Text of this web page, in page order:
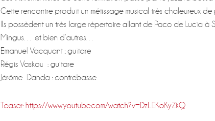
Cette rencontre produit un métissage musical très chaleureux
Ils possèdent un très large répertoire allant de Paco de Lucia à
Mingus… et bien d’autres…
Emanuel Vacquant : guitare
Régis Vaskou : guitare
Jérôme Danda : contrebasse
Teaser: https://www.youtube.com/watch?v=DzLEKoKyZkQ